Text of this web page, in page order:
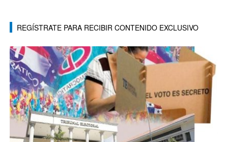
REGÍSTRATE PARA RECIBIR CONTENIDO EXCLUSIVO